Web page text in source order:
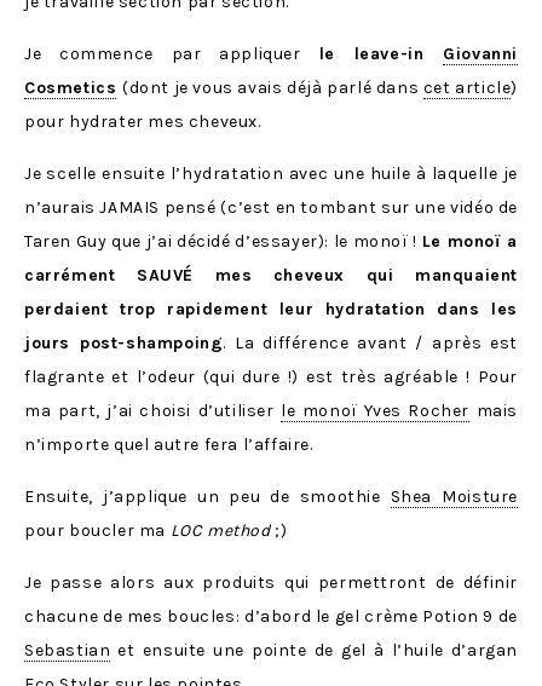
Je commence par appliquer le leave-in Giovanni
Cosmetics (dont je vous avais déjà parlé dans cet article)
pour hydrater mes cheveux.
Je scelle ensuite l’hydratation avec une huile à laquelle je
n’aurais JAMAIS pensé (c’est en tombant sur une vidéo de
Taren Guy que j’ai décidé d’essayer): le monoï ! Le monoï a
carrément SAUVÉ mes cheveux qui manquaient
perdaient trop rapidement leur hydratation dans les
jours post-shampoing. La différence avant / après est
flagrante et l’odeur (qui dure !) est très agréable ! Pour
ma part, j’ai choisi d’utiliser le monoï Yves Rocher mais
n’importe quel autre fera l’affaire.
Ensuite, j’applique un peu de smoothie Shea Moisture
pour boucler ma LOC method;)
Je passe alors aux produits qui permettront de définir
chacune de mes boucles: d’abord le gel crème Potion 9 de
Sebastian et ensuite une pointe de gel à l’huile d’argan